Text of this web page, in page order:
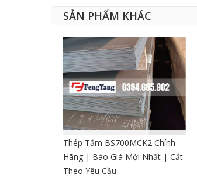
SẢN PHẨM KHÁC
Thép Tấm BS700MCK2 Chính
Hãng | Báo Giá Mới Nhất | Cắt
Theo Yêu Cầu